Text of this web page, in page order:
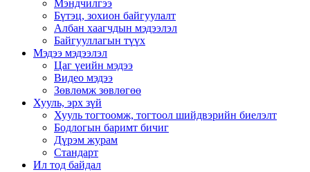
Мэндчилгээ
Бүтэц, зохион байгуулалт
Албан хаагчдын мэдээлэл
Байгууллагын түүх
Мэдээ мэдээлэл
Цаг үеийн мэдээ
Видео мэдээ
Зөвлөмж зөвлөгөө
Хууль, эрх зүй
Хууль тогтоомж, тогтоол шийдвэрийн биелэлт
Бодлогын баримт бичиг
Дүрэм журам
Стандарт
Ил тод байдал